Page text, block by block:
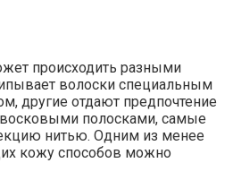
происходить разными
волоски специальным
другие отдают предпочтение
полосками, самые
нитью. Одним из менее
кожу способов можно